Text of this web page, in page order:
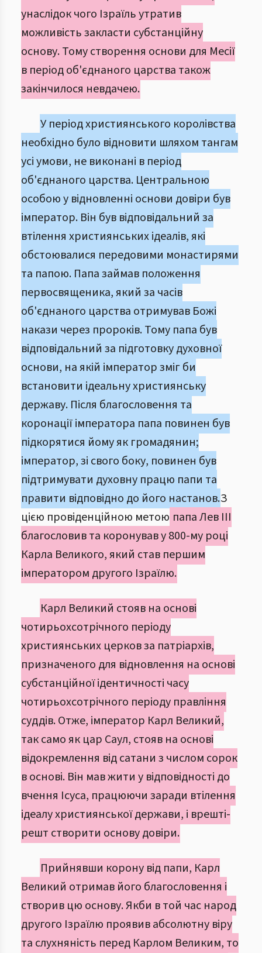
унаслідок чого Ізраїль утратив
можливість закласти субстанційну
основу. Тому створення основи для Месії
в період об'єднаного царства також
закінчилося невдачею.
У період християнського королівства
необхідно було відновити шляхом тангам
усі умови, не виконані в період
об'єднаного царства. Центральною
особою у відновленні основи довіри був
імператор. Він був відповідальний за
втілення християнських ідеалів, які
обстоювалися передовими монастирями
та папою. Папа займав положення
первосвященика, який за часів
об'єднаного царства отримував Божі
накази через пророків. Тому папа був
відповідальний за підготовку духовної
основи, на якій імператор зміг би
встановити ідеальну християнську
державу. Після благословення та
коронації імператора папа повинен був
підкорятися йому як громадянин;
імператор, зі свого боку, повинен був
підтримувати духовну працю папи та
правити відповідно до його настанов.З
цією провіденційною метою папа Лев ІІІ
благословив та коронував у 800-му році
Карла Великого, який став першим
імператором другого Ізраїлю.
Карл Великий стояв на основі
чотирьохсотрічного періоду
християнських церков за патріархів,
призначеного для відновлення на основі
субстанційної ідентичності часу
чотирьохсотрічного періоду правління
суддів. Отже, імператор Карл Великий,
так само як цар Саул, стояв на основі
відокремлення від сатани з числом сорок
в основі. Він мав жити у відповідності до
вчення Ісуса, працюючи заради втілення
ідеалу християнської держави, і врешті-
решт створити основу довіри.
Прийнявши корону від папи, Карл
Великий отримав його благословення і
створив цю основу. Якби в той час народ
другого Ізраїлю проявив абсолютну віру
та слухняність перед Карлом Великим, то